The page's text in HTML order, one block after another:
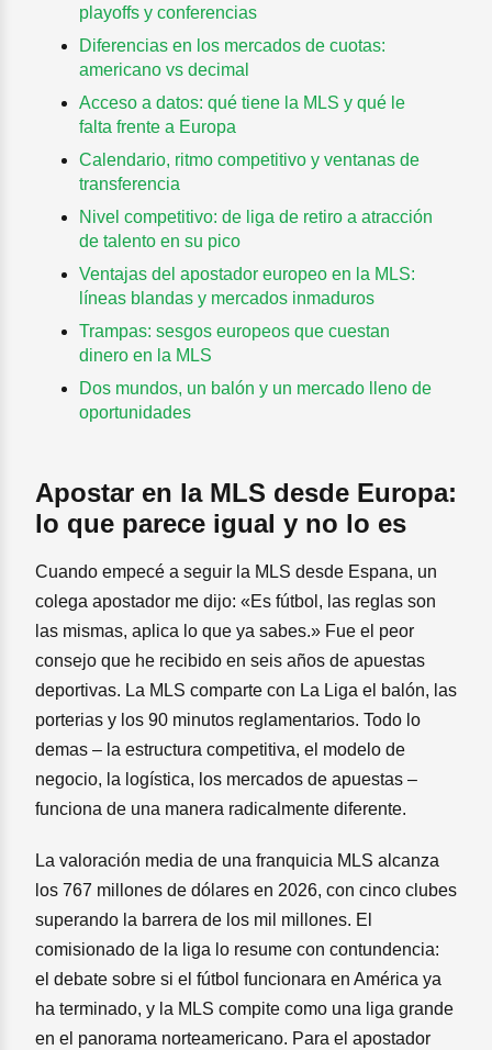
playoffs y conferencias
Diferencias en los mercados de cuotas:
americano vs decimal
Acceso a datos: qué tiene la MLS y qué le
falta frente a Europa
Calendario, ritmo competitivo y ventanas de
transferencia
Nivel competitivo: de liga de retiro a atracción
de talento en su pico
Ventajas del apostador europeo en la MLS:
líneas blandas y mercados inmaduros
Trampas: sesgos europeos que cuestan
dinero en la MLS
Dos mundos, un balón y un mercado lleno de
oportunidades
Apostar en la MLS desde Europa:
lo que parece igual y no lo es
Cuando empecé a seguir la MLS desde Espana, un
colega apostador me dijo: «Es fútbol, las reglas son
las mismas, aplica lo que ya sabes.» Fue el peor
consejo que he recibido en seis años de apuestas
deportivas. La MLS comparte con La Liga el balón, las
porterias y los 90 minutos reglamentarios. Todo lo
demas – la estructura competitiva, el modelo de
negocio, la logística, los mercados de apuestas –
funciona de una manera radicalmente diferente.
La valoración media de una franquicia MLS alcanza
los 767 millones de dólares en 2026, con cinco clubes
superando la barrera de los mil millones. El
comisionado de la liga lo resume con contundencia:
el debate sobre si el fútbol funcionara en América ya
ha terminado, y la MLS compite como una liga grande
en el panorama norteamericano. Para el apostador